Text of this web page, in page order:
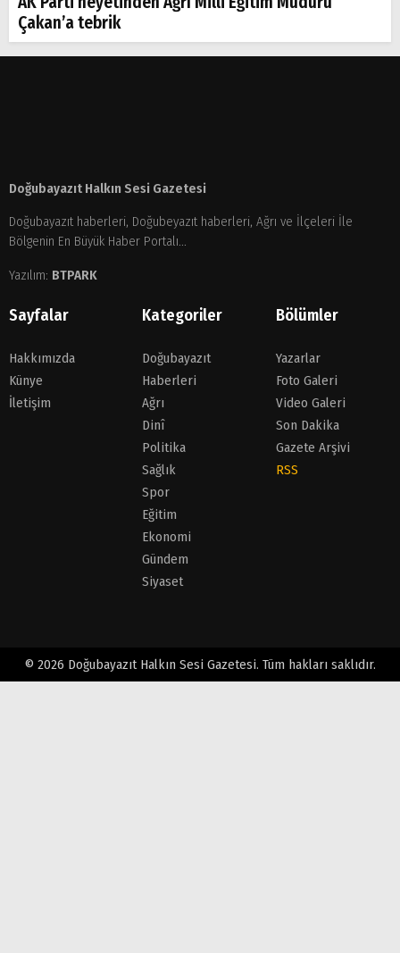
Çakan’a tebrik
Doğubayazıt Halkın Sesi Gazetesi
Doğubayazıt haberleri, Doğubeyazıt haberleri, Ağrı ve İlçeleri İle
Bölgenin En Büyük Haber Portalı...
Yazılım: BTPARK
Sayfalar
Hakkımızda
Künye
İletişim
Kategoriler
Doğubayazıt
Haberleri
Ağrı
Dinî
Politika
Sağlık
Spor
Eğitim
Ekonomi
Gündem
Siyaset
Bölümler
Yazarlar
Foto Galeri
Video Galeri
Son Dakika
Gazete Arşivi
RSS
© 2026 Doğubayazıt Halkın Sesi Gazetesi. Tüm hakları saklıdır.